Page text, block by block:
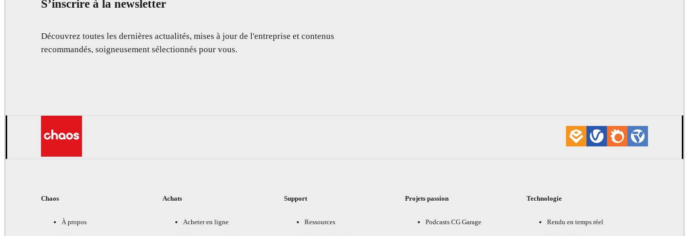
S’inscrire à la newsletter
Découvrez toutes les dernières actualités, mises à jour de l'entreprise et contenus
recommandés, soigneusement sélectionnés pour vous.
Chaos
À propos
Achats
Acheter en ligne
Support
Ressources
Projets passion
Podcasts CG Garage
Technologie
Rendu en temps réel